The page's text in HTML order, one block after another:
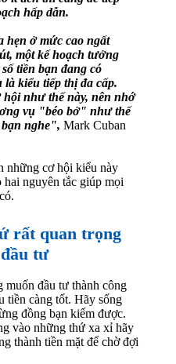
hấp dẫn.
ở mức cao ngất
một kế hoạch tưởng
tiền bạn đang có
là kiểu tiếp thị đa cấp.
như thế này, nên nhớ
vụ "béo bở" như thế
nghe", Mark Cuban
những cơ hội kiểu này
hai nguyên tắc giúp mọi
rất quan trọng
tư
muốn đầu tư thành công
tiền càng tốt. Hãy sống
đồng bạn kiếm được.
vào những thứ xa xỉ hãy
thành tiền mặt để chờ đợi